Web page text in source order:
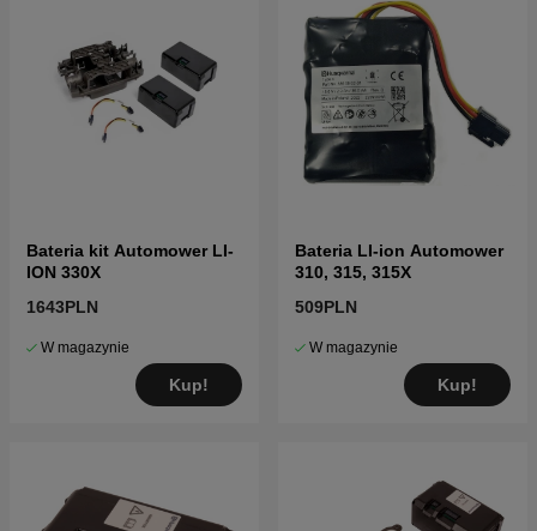
Bateria kit Automower LI-
ION 330X
1643PLN
W magazynie
Kup!
Bateria LI-ion Automower
310, 315, 315X
509PLN
W magazynie
Kup!